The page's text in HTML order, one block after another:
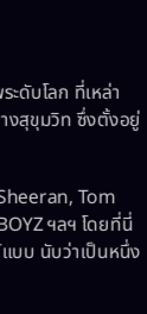
ดับโลก ที่เหล่า
งสุขุมวิท ซึ่งตั้งอยู่
Tom
ฯลฯ โดยที่นี่
บบ นับว่าเป็นหนึ่ง